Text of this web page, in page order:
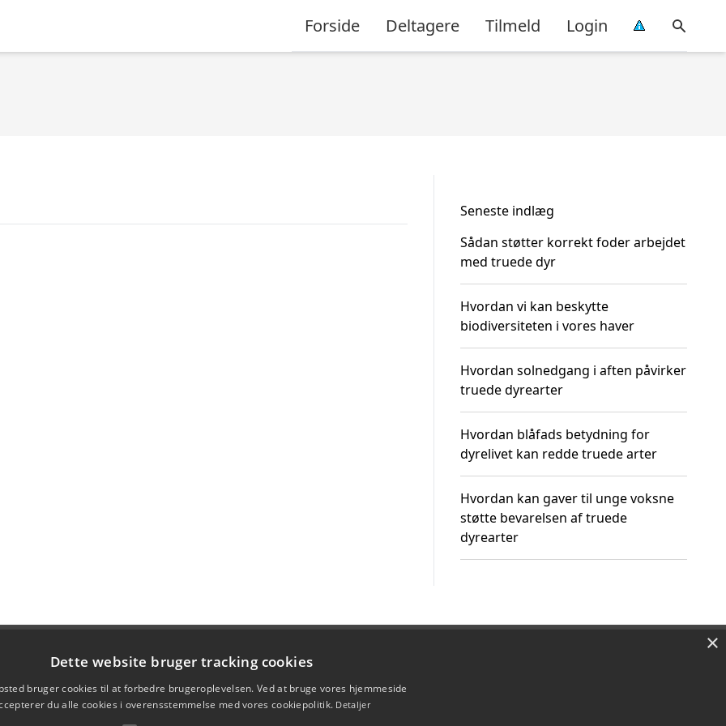
Forside Deltagere Tilmeld Login
Seneste indlæg
Sådan støtter korrekt foder arbejdet
med truede dyr
Hvordan vi kan beskytte
biodiversiteten i vores haver
Hvordan solnedgang i aften påvirker
truede dyrearter
Hvordan blåfads betydning for
dyrelivet kan redde truede arter
Hvordan kan gaver til unge voksne
støtte bevarelsen af truede
dyrearter
×
Dette website bruger tracking cookies
bruger cookies til at forbedre brugeroplevelsen. Ved at bruge vores hjemmeside
du alle cookies i overensstemmelse med vores cookiepolitik. Detaljer